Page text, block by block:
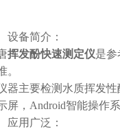
备简介：
挥发酚快速测定仪是
。
要检测水质挥发性酚
屏，Android智能操作
用广泛：